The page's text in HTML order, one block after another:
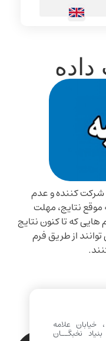
شرکت کننده و عدم
موقع نتایج، مهلت
شد. تیم هایی که تا کنون نتایج
از طریق فرم
علامه
، کـــوچه 6 ، بنیاد نخبگــان